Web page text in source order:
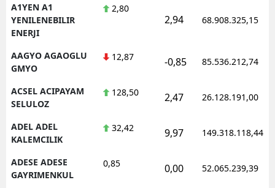
A1YEN A1
YENILENEBILIR
ENERJI
2,80
2,94 68.908.325,15
AAGYO AGAOGLU
GMYO
12,87 -0,85 85.536.212,74
ACSEL ACIPAYAM
SELULOZ
128,50 2,47 26.128.191,00
ADEL ADEL
KALEMCILIK
32,42 9,97 149.318.118,44
ADESE ADESE
GAYRIMENKUL
0,85 0,00 52.065.239,39